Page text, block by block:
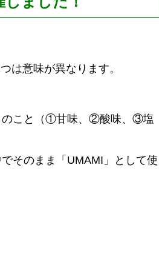
は意味が異なります。
のこと（①甘味、②酸味、③塩
そのまま「UMAMI」として使